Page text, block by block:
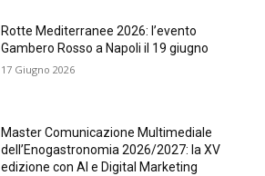
Rotte Mediterranee 2026: l’evento
Gambero Rosso a Napoli il 19 giugno
17 Giugno 2026
Master Comunicazione Multimediale
dell’Enogastronomia 2026/2027: la XV
edizione con AI e Digital Marketing